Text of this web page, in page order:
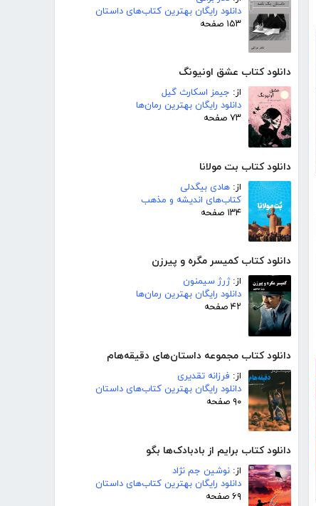
دانلود رایگان بهترین کتاب‌های داستان
۱۵۳ صفحه
دانلود کتاب عشق اونیونگ
از: جیمز اسکارث گیل
دانلود رایگان بهترین رمان‌ها
۷۳ صفحه
دانلود کتاب بت مولانا
از: هادی بیگدلی
کتاب‌های اندیشه و مذهب
۱۳۴ صفحه
دانلود کتاب کمیسر مگره و پیرزن
از:ژرژ سیمنون
دانلود رایگان بهترین رمان‌ها
۴۲ صفحه
دانلود کتاب مجموعه داستان‌های دقیقه‌هام
از: فرزانه تقدیری
دانلود رایگان بهترین کتاب‌های داستان
۹۰ صفحه
دانلود کتاب برایم از بادبادک‌ها بگو
از: نوشین جم نژاد
دانلود رایگان بهترین کتاب‌های داستان
۶۹ صفحه